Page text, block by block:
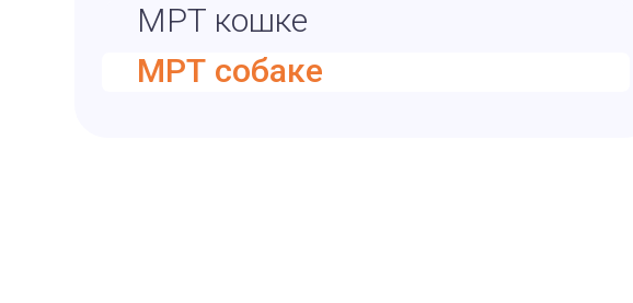
МРТ кошке
МРТ собаке